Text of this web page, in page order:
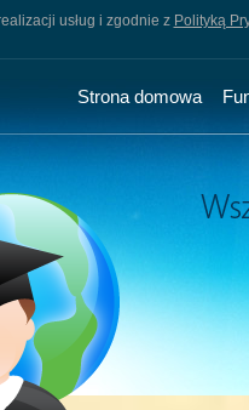
usług i zgodnie z Polityką
Strona domowa